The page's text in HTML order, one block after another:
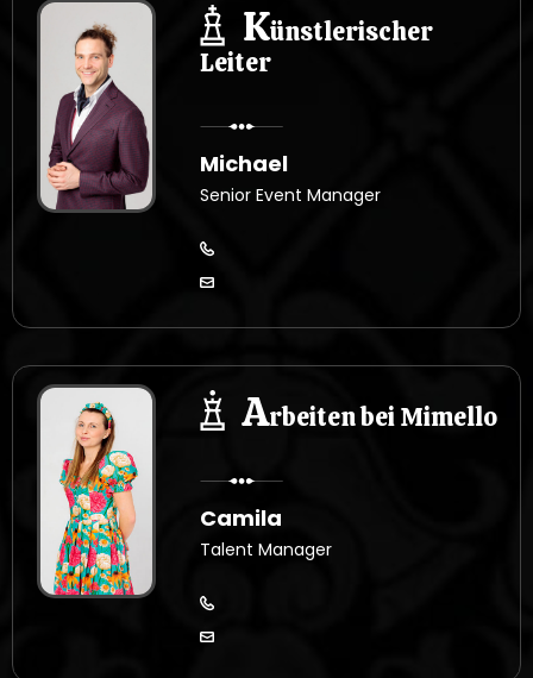
Künstlerischer
Leiter
Michael
Senior Event Manager
Arbeiten bei Mimello
Camila
Talent Manager